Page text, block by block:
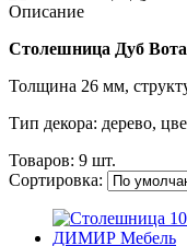
Описание
Столешница Дуб
Толщина 26 мм,
Тип декора: дерево,
Товаров: 9 шт.
Сортировка: